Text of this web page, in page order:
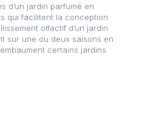
d’un jardin parfumé en
qui facilitent la conception
olfactif d’un jardin
sur une ou deux saisons en
certains jardins